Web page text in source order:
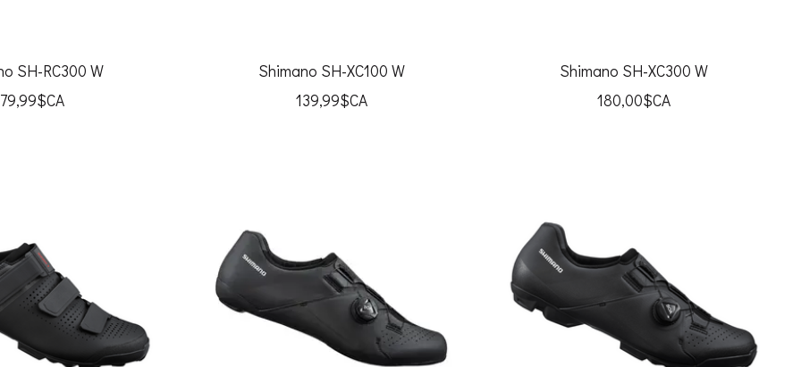
SH-RC300 W
Shimano SH-XC100 W
139,99$CA
Shimano SH-XC300 W
180,00$CA